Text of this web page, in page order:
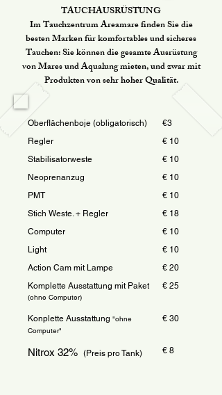
TAUCHAUSRÜSTUNG
Im Tauchzentrum Areamare finden Sie die
besten Marken für komfortables und sicheres
Tauchen: Sie können die gesamte Ausrüstung
von Mares und Aqualung mieten, und zwar mit
Produkten von sehr hoher Qualität.
Oberflächenboje (obligatorisch)
€3
Regler
€ 10
Stabilisatorweste
€ 10
Neoprenanzug
€ 10
PMT
€ 10
Stich Weste. + Regler
€ 18
Computer
€ 10
Light
€ 10
Action Cam mit Lampe
€ 20
Komplette Ausstattung mit Paket
(ohne Computer)
€ 25
Konplette Ausstattung "ohne
Computer"
€ 30
Nitrox 32% (Preis pro Tank) € 8